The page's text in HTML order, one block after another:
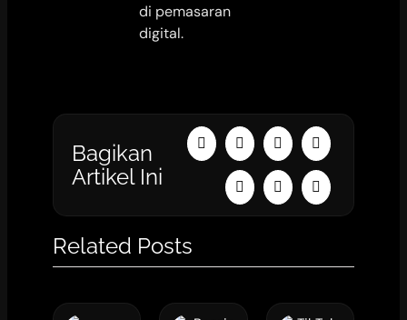
di pemasaran
digital.
Bagikan
Artikel Ini
Related Posts